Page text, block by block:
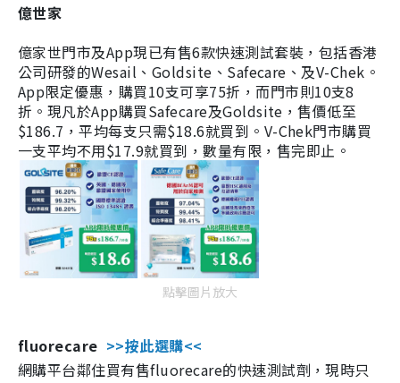
億世家
億家世門市及App現已有售6款快速測試套裝，包括香港
公司研發的Wesail、Goldsite、Safecare、及V-Chek。
App限定優惠，購買10支可享75折，而門市則10支8
折。現凡於App購買Safecare及Goldsite，售價低至
$186.7，平均每支只需$18.6就買到。V-Chek門市購買
一支平均不用$17.9就買到，數量有限，售完即止。
點擊圖片放大
fluorecare >>按此選購<<
網購平台鄰住買有售fluorecare的快速測試劑，現時只